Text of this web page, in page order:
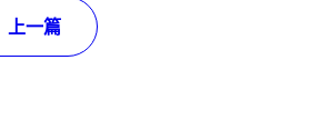
上一篇